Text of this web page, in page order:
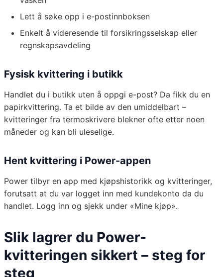
Lett å søke opp i e-postinnboksen
Enkelt å videresende til forsikringsselskap eller
regnskapsavdeling
Fysisk kvittering i butikk
Handlet du i butikk uten å oppgi e-post? Da fikk du en
papirkvittering. Ta et bilde av den umiddelbart –
kvitteringer fra termoskrivere blekner ofte etter noen
måneder og kan bli uleselige.
Hent kvittering i Power-appen
Power tilbyr en app med kjøpshistorikk og kvitteringer,
forutsatt at du var logget inn med kundekonto da du
handlet. Logg inn og sjekk under «Mine kjøp».
Slik lagrer du Power-
kvitteringen sikkert – steg for
steg